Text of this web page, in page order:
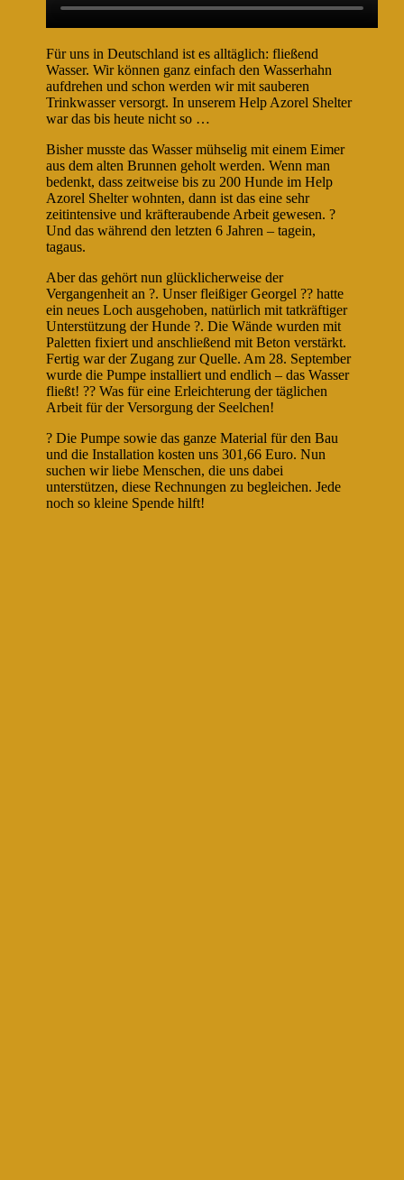
Für uns in Deutschland ist es alltäglich: fließend
Wasser. Wir können ganz einfach den Wasserhahn
aufdrehen und schon werden wir mit sauberen
Trinkwasser versorgt. In unserem Help Azorel Shelter
war das bis heute nicht so …
Bisher musste das Wasser mühselig mit einem Eimer
aus dem alten Brunnen geholt werden. Wenn man
bedenkt, dass zeitweise bis zu 200 Hunde im Help
Azorel Shelter wohnten, dann ist das eine sehr
zeitintensive und kräfteraubende Arbeit gewesen. ?
Und das während den letzten 6 Jahren – tagein,
tagaus.
Aber das gehört nun glücklicherweise der
Vergangenheit an ?. Unser fleißiger Georgel ?‍? hatte
ein neues Loch ausgehoben, natürlich mit tatkräftiger
Unterstützung der Hunde ?. Die Wände wurden mit
Paletten fixiert und anschließend mit Beton verstärkt.
Fertig war der Zugang zur Quelle. Am 28. September
wurde die Pumpe installiert und endlich – das Wasser
fließt! ?? Was für eine Erleichterung der täglichen
Arbeit für der Versorgung der Seelchen!
? Die Pumpe sowie das ganze Material für den Bau
und die Installation kosten uns 301,66 Euro. Nun
suchen wir liebe Menschen, die uns dabei
unterstützen, diese Rechnungen zu begleichen. Jede
noch so kleine Spende hilft!